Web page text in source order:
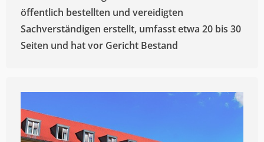
öffentlich bestellten und vereidigten
Sachverständigen erstellt, umfasst etwa 20 bis 30
Seiten und hat vor Gericht Bestand